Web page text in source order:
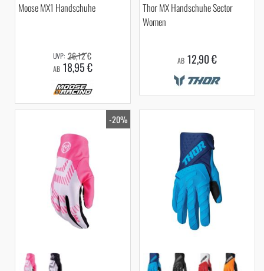
Moose MX1 Handschuhe
AB 18,95 €
26,12 €
Thor MX Handschuhe Sector
Women
AB 12,90 €
-20%